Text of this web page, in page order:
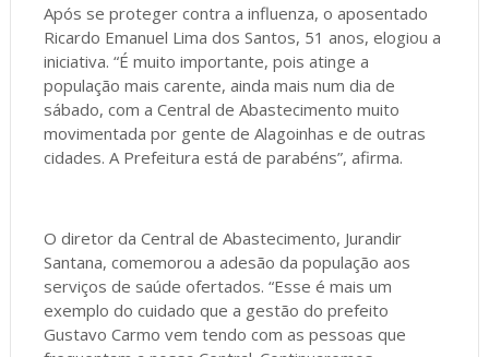
Após se proteger contra a influenza, o aposentado
Ricardo Emanuel Lima dos Santos, 51 anos, elogiou a
iniciativa. “É muito importante, pois atinge a
população mais carente, ainda mais num dia de
sábado, com a Central de Abastecimento muito
movimentada por gente de Alagoinhas e de outras
cidades. A Prefeitura está de parabéns”, afirma.
O diretor da Central de Abastecimento, Jurandir
Santana, comemorou a adesão da população aos
serviços de saúde ofertados. “Esse é mais um
exemplo do cuidado que a gestão do prefeito
Gustavo Carmo vem tendo com as pessoas que